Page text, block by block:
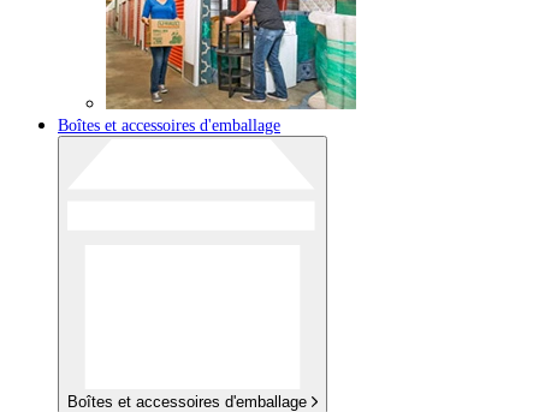
Boîtes et accessoires d'emballage
Boîtes et accessoires d'emballage